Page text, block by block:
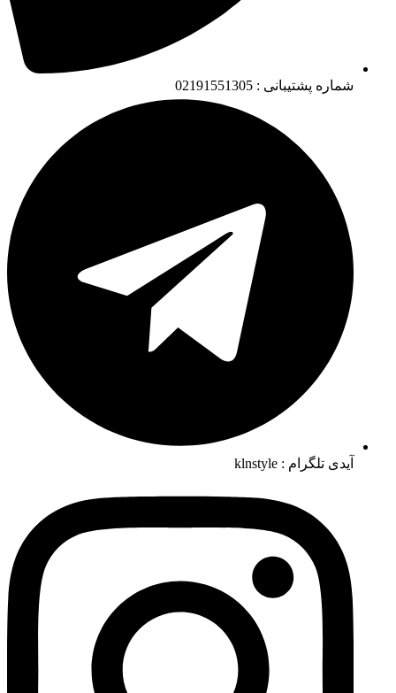
شماره پشتیبانی : 02191551305
آیدی تلگرام : klnstyle